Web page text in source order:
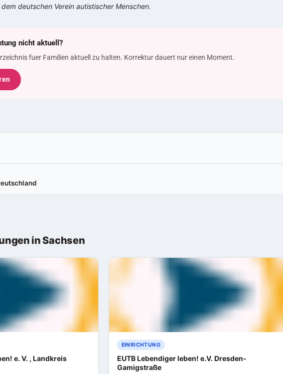
deutschen Verein autistischer Menschen.
nicht aktuell?
fuer Familien aktuell zu halten. Korrektur dauert nur einen Moment.
in Sachsen
e. V. , Landkreis
EINRICHTUNG
EUTB Lebendiger leben! e.V. Dresden-
Gamigstraße